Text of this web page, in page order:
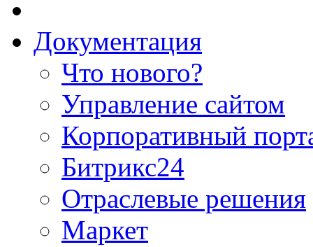
Документация
Что нового?
Управление сайтом
Корпоративный
Битрикс24
Отраслевые решения
Маркет